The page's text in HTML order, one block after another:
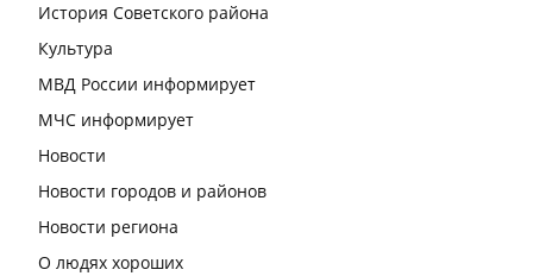
История Советского района
Культура
МВД России информирует
МЧС информирует
Новости
Новости городов и районов
Новости региона
О людях хороших